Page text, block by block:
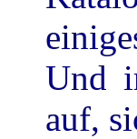
Und
auf,